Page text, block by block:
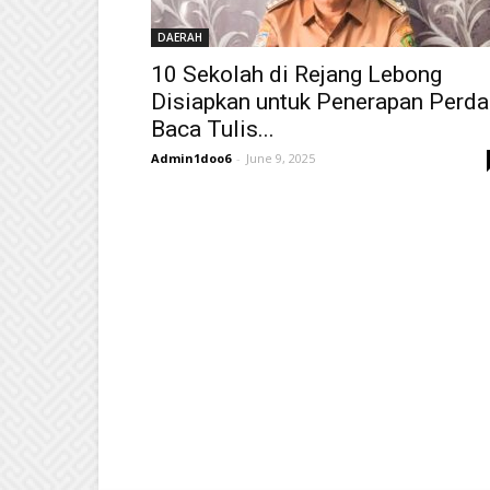
DAERAH
10 Sekolah di Rejang Lebong
Disiapkan untuk Penerapan Perda
Baca Tulis...
Admin1doo6 - June 9, 2025